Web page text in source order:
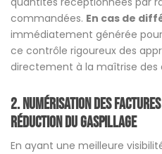
commandées. En cas de
immédiatement générée
ce contrôle rigoureux des
directement à la maîtrise des
2. numérisation des
Réduction du gaspillage
En ayant une meilleure